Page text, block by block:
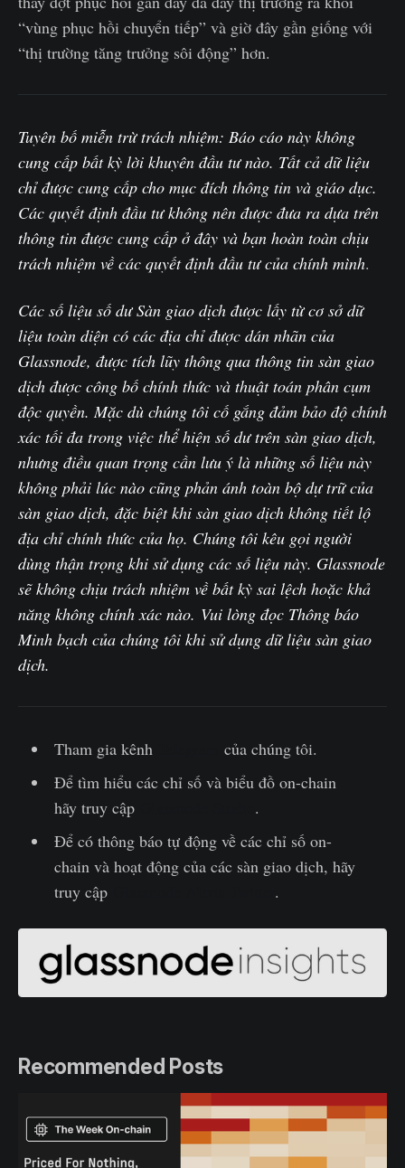
“vùng phục hồi chuyển tiếp” và giờ đây gần giống với
“thị trường tăng trưởng sôi động” hơn.
Tuyên bố miễn trừ trách nhiệm: Báo cáo này không
cung cấp bất kỳ lời khuyên đầu tư nào. Tất cả dữ liệu
chỉ được cung cấp cho mục đích thông tin và giáo dục.
Các quyết định đầu tư không nên được đưa ra dựa trên
thông tin được cung cấp ở đây và bạn hoàn toàn chịu
trách nhiệm về các quyết định đầu tư của chính mình.‌
Các số liệu số dư Sàn giao dịch được lấy từ cơ sở dữ
liệu toàn diện có các địa chỉ được dán nhãn của
Glassnode, được tích lũy thông qua thông tin sàn giao
dịch được công bố chính thức và thuật toán phân cụm
độc quyền. Mặc dù chúng tôi cố gắng đảm bảo độ chính
xác tối đa trong việc thể hiện số dư trên sàn giao dịch,
nhưng điều quan trọng cần lưu ý là những số liệu này
không phải lúc nào cũng phản ánh toàn bộ dự trữ của
sàn giao dịch, đặc biệt khi sàn giao dịch không tiết lộ
địa chỉ chính thức của họ. Chúng tôi kêu gọi người
dùng thận trọng khi sử dụng các số liệu này. Glassnode
sẽ không chịu trách nhiệm về bất kỳ sai lệch hoặc khả
năng không chính xác nào. Vui lòng đọc Thông báo
Minh bạch của chúng tôi khi sử dụng dữ liệu sàn giao
dịch.
Tham gia kênh
của chúng tôi.
Để tìm hiểu các chỉ số và biểu đồ on-chain
hãy truy cập
.
Để có thông báo tự động về các chỉ số on-
chain và hoạt động của các sàn giao dịch, hãy
truy cập
.
Recommended Posts